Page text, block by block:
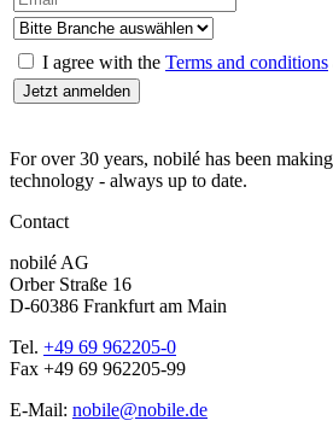
I agree with the Terms and conditions
For over 30 years, nobilé has been
technology - always up to date.
Contact
nobilé AG
Orber Straße 16
D-60386 Frankfurt am Main
Tel. +49 69 962205-0
Fax +49 69 962205-99
E-Mail: nobile@nobile.de